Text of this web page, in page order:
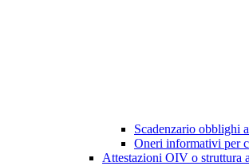
Scadenzario obblighi
Oneri informativi per
Attestazioni OIV o struttura